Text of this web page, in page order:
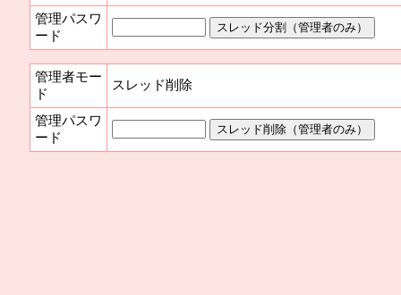
管理パスワ
ード
管理者モー
ド
スレッド削除
管理パスワ
ード